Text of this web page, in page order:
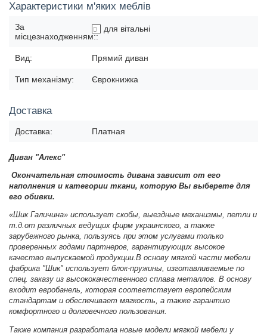
Характеристики м'яких меблів
За
місцезнаходженням::
для вітальні
Вид: Прямий диван
Тип механізму: Єврокнижка
Доставка
Доставка: Платная
Диван "Алекс"
Окончательная стоимость дивана зависит от его
наполнения и категории ткани, которую Вы выберете для
его обивки.
«Шик Галичина» использует скобы, выездные механизмы, петли и
т.д.от различных ведущих фирм украинского, а также
зарубежного рынка, пользуясь при этом услугами только
проверенных годами партнеров, гарантирующих высокое
качество выпускаемой продукции.В основу мягкой части мебели
фабрика "Шик" использует блок-пружины, изготавливаемые по
спец. заказу из высококачественного сплава металлов. В основу
входит евробанель, которая соответствует европейским
стандартам и обеспечивает мягкость, а также гарантию
комфортного и долговечного пользования.
Также компания разработала новые модели мягкой мебели у